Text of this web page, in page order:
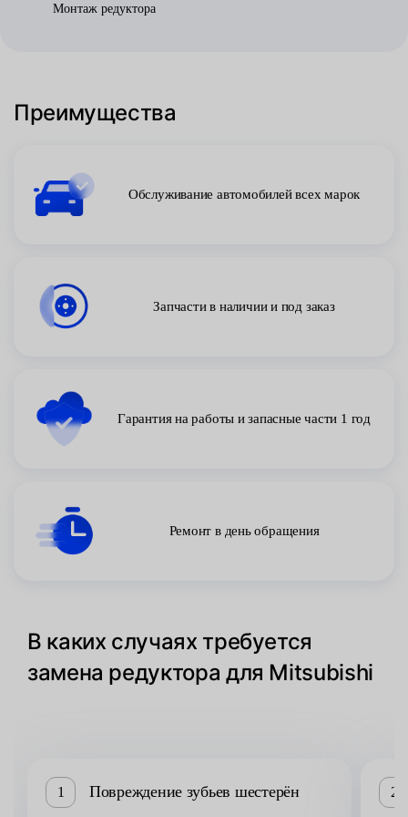
Монтаж редуктора
Преимущества
Обслуживание автомобилей всех марок
Запчасти в наличии и под заказ
Гарантия на работы и запасные части 1 год
Ремонт в день обращения
В каких случаях требуется
замена редуктора для Mitsubishi
1 Повреждение зубьев шестерён 2